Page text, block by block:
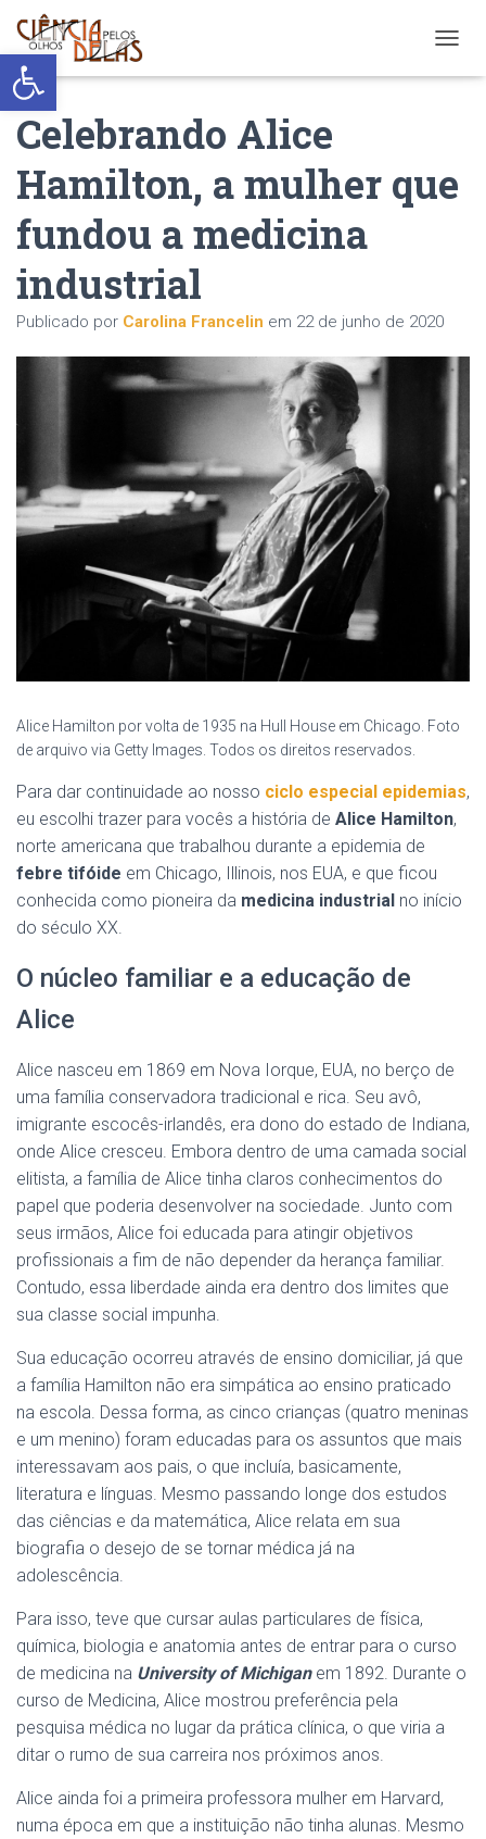
Abrir a barra de ferramentas
Celebrando Alice
Hamilton, a mulher que
fundou a medicina
industrial
Publicado por Carolina Francelin em 22 de junho de 2020
Alice Hamilton por volta de 1935 na Hull House em Chicago. Foto
de arquivo via Getty Images. Todos os direitos reservados.
Para dar continuidade ao nosso ciclo especial epidemias,
eu escolhi trazer para vocês a história de Alice Hamilton,
norte americana que trabalhou durante a epidemia de
febre tifóide em Chicago, Illinois, nos EUA, e que ficou
conhecida como pioneira da medicina industrial no início
do século XX.
O núcleo familiar e a educação de
Alice
Alice nasceu em 1869 em Nova Iorque, EUA, no berço de
uma família conservadora tradicional e rica. Seu avô,
imigrante escocês-irlandês, era dono do estado de Indiana,
onde Alice cresceu. Embora dentro de uma camada social
elitista, a família de Alice tinha claros conhecimentos do
papel que poderia desenvolver na sociedade. Junto com
seus irmãos, Alice foi educada para atingir objetivos
profissionais a fim de não depender da herança familiar.
Contudo, essa liberdade ainda era dentro dos limites que
sua classe social impunha.
Sua educação ocorreu através de ensino domiciliar, já que
a família Hamilton não era simpática ao ensino praticado
na escola. Dessa forma, as cinco crianças (quatro meninas
e um menino) foram educadas para os assuntos que mais
interessavam aos pais, o que incluía, basicamente,
literatura e línguas. Mesmo passando longe dos estudos
das ciências e da matemática, Alice relata em sua
biografia o desejo de se tornar médica já na
adolescência.
Para isso, teve que cursar aulas particulares de física,
química, biologia e anatomia antes de entrar para o curso
de medicina na University of Michiganem 1892. Durante o
curso de Medicina, Alice mostrou preferência pela
pesquisa médica no lugar da prática clínica, o que viria a
ditar o rumo de sua carreira nos próximos anos.
Alice ainda foi a primeira professora mulher em Harvard,
numa época em que a instituição não tinha alunas. Mesmo